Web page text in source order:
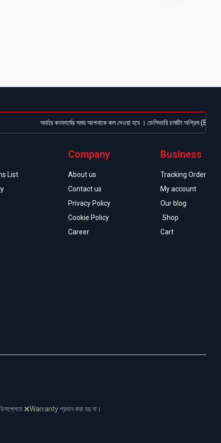
অর্ডার কনফার্মের সময় আপনাকে কল দেওয়া হবে । ডেলিভারি চার্জটা অগ্রিম (Bkash/
List
Company
About us
Contact us
Privacy Policy
Cookie Policy
Career
Business
Tracking Order
My account
Our blog
Shop
Cart
❌Warranty প্রদান করা হয় না।